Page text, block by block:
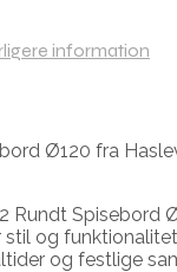
information
Ø120 fra
Rundt Spisebord
og
og festlige